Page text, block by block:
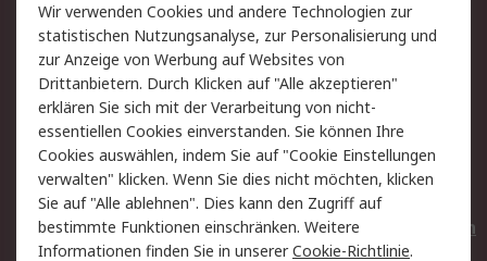
Rücksendungen
Kontakt
Hilfe
Privatkunden
Rechtliches
AGB
Datenschutz
Cookie-Richtlinie
Zahlungsbedingungen
Copyright/Impressum
Entsorgung
Elektrogeräte/Batterien
Wir verwenden Cookies und andere Technologien zur
statistischen Nutzungsanalyse, zur Personalisierung und
zur Anzeige von Werbung auf Websites von
Drittanbietern. Durch Klicken auf "Alle akzeptieren"
erklären Sie sich mit der Verarbeitung von nicht-
essentiellen Cookies einverstanden. Sie können Ihre
Cookies auswählen, indem Sie auf "Cookie Einstellungen
verwalten" klicken. Wenn Sie dies nicht möchten, klicken
Sie auf "Alle ablehnen". Dies kann den Zugriff auf
bestimmte Funktionen einschränken. Weitere
Informationen finden Sie in unsererCookie-Richtlinie.